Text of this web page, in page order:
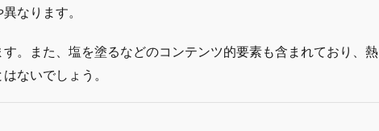
なります。
。また、塩を塗るなどのコンテンツ的要素も含まれており、熱
ないでしょう。